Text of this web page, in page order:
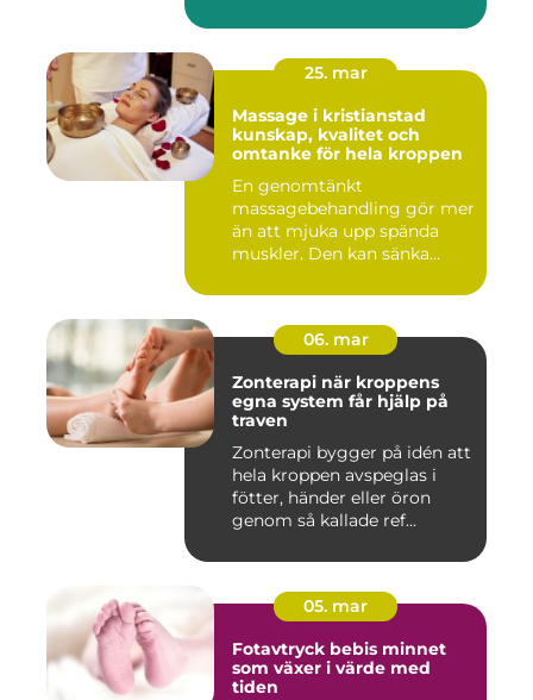
25. mar
Massage i kristianstad
kunskap, kvalitet och
omtanke för hela kroppen
En genomtänkt
massagebehandling gör mer
än att mjuka upp spända
muskler. Den kan sänka
06. mar
Zonterapi när kroppens
egna system får hjälp på
traven
Zonterapi bygger på idén att
hela kroppen avspeglas i
fötter, händer eller öron
genom så kallade ref...
05. mar
Fotavtryck bebis minnet
som växer i värde med
tiden